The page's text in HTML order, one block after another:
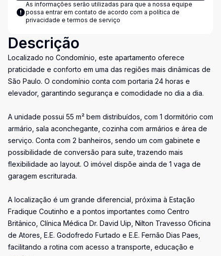
As informações serão utilizadas para que a nossa equipe
possa entrar em contato de acordo com a política de
privacidade e termos de serviço
Descrição
Localizado no Condomínio, este apartamento oferece
praticidade e conforto em uma das regiões mais dinâmicas de
São Paulo. O condomínio conta com portaria 24 horas e
elevador, garantindo segurança e comodidade no dia a dia.
A unidade possui 55 m² bem distribuídos, com 1 dormitório com
armário, sala aconchegante, cozinha com armários e área de
serviço. Conta com 2 banheiros, sendo um com gabinete e
possibilidade de conversão para suíte, trazendo mais
flexibilidade ao layout. O imóvel dispõe ainda de 1 vaga de
garagem escriturada.
A localização é um grande diferencial, próxima à Estação
Fradique Coutinho e a pontos importantes como Centro
Britânico, Clínica Médica Dr. David Uip, Nilton Travesso Oficina
de Atores, E.E. Godofredo Furtado e E.E. Fernão Dias Paes,
facilitando a rotina com acesso a transporte, educação e